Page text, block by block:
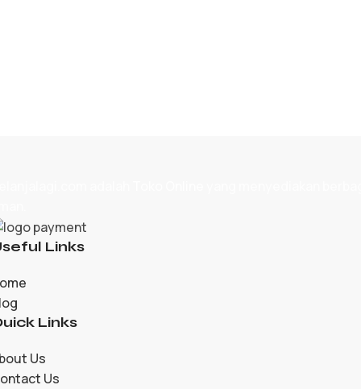
Links
Links
Us
Us